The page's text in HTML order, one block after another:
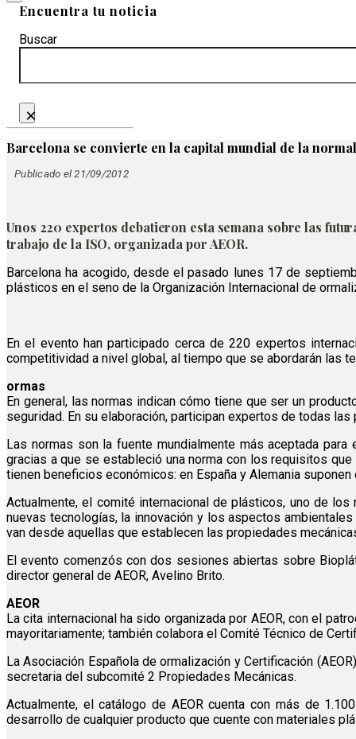
Encuentra tu noticia
Buscar
×
Barcelona se convierte en la capital mundial de la
Publicado el 21/09/2012
Unos 220 expertos debatieron esta semana sobre las
trabajo de la ISO, organizada por AEOR.
Barcelona ha acogido, desde el pasado lunes 17 de
plásticos en el seno de la Organización Internacional de
En el evento han participado cerca de 220 expertos
competitividad a nivel global, al tiempo que se abordarán las
ormas
En general, las normas indican cómo tiene que ser un
seguridad. En su elaboración, participan expertos de todas
Las normas son la fuente mundialmente más aceptada
gracias a que se estableció una norma con los requisitos
tienen beneficios económicos: en España y Alemania
Actualmente, el comité internacional de plásticos, uno de
nuevas tecnologías, la innovación y los aspectos
van desde aquellas que establecen las propiedades
El evento comenzós con dos sesiones abiertas sobre
director general de AEOR, Avelino Brito.
AEOR
La cita internacional ha sido organizada por AEOR, con el
mayoritariamente; también colabora el Comité Técnico de
La Asociación Española de ormalización y Certificación
secretaria del subcomité 2 Propiedades Mecánicas.
Actualmente, el catálogo de AEOR cuenta con más de
desarrollo de cualquier producto que cuente con materiales